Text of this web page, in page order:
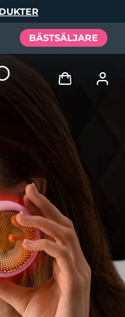
BÄSTSÄLJARE
Logga in
Användarprofil
Mina enheter
beställningar
Mina adresser
prenumerationer
Español
Português
Русский
繁體中文